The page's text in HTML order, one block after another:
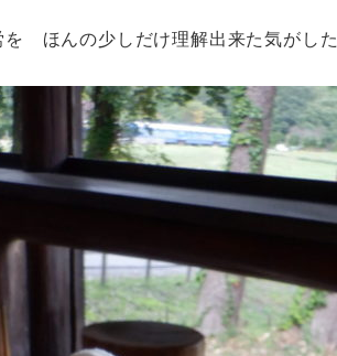
ほんの少しだけ理解出来た気がした